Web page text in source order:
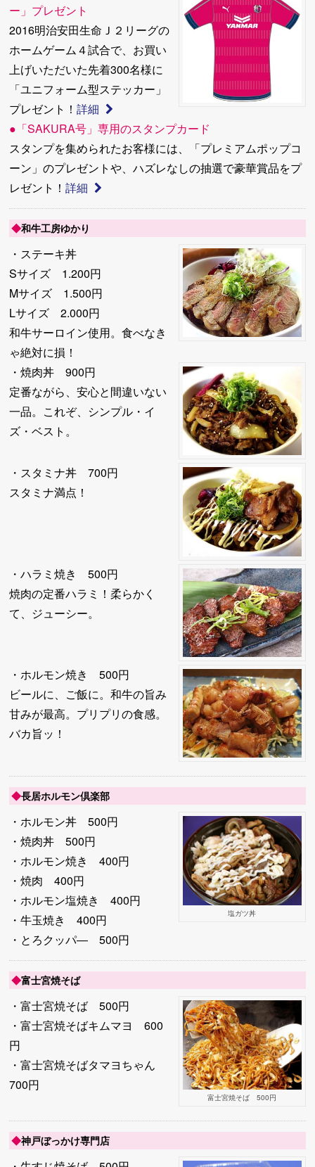
ー」プレゼント
2016明治安田生命Ｊ２リーグの
ホームゲーム４試合で、お買い
上げいただいた先着300名様に
「ユニフォーム型ステッカー」
プレゼント！詳細
●「SAKURA号」専用のスタンプカード
スタンプを集められたお客様には、「プレミアムポップコ
ーン」のプレゼントや、ハズレなしの抽選で豪華賞品をプ
レゼント！詳細
◆和牛工房ゆかり
・ステーキ丼
Sサイズ 1.200円
Mサイズ 1.500円
Lサイズ 2.000円
和牛サーロイン使用。食べなき
ゃ絶対に損！
・焼肉丼 900円
定番ながら、安心と間違いない
一品。これぞ、シンプル・イ
ズ・ベスト。
・スタミナ丼 700円
スタミナ満点！
・ハラミ焼き 500円
焼肉の定番ハラミ！柔らかく
て、ジューシー。
・ホルモン焼き 500円
ビールに、ご飯に。和牛の旨み
甘みが最高。プリプリの食感。
バカ旨ッ！
◆長居ホルモン倶楽部
塩ガツ丼
・ホルモン丼 500円
・焼肉丼 500円
・ホルモン焼き 400円
・焼肉 400円
・ホルモン塩焼き 400円
・牛玉焼き 400円
・とろクッパ― 500円
◆富士宮焼そば
富士宮焼そば 500円
・富士宮焼そば 500円
・富士宮焼そばキムマヨ 600
円
・富士宮焼そばタマヨちゃん
700円
◆神戸ぼっかけ専門店